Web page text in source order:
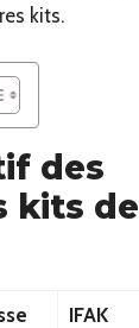
kits.
des
kits de
IFAK